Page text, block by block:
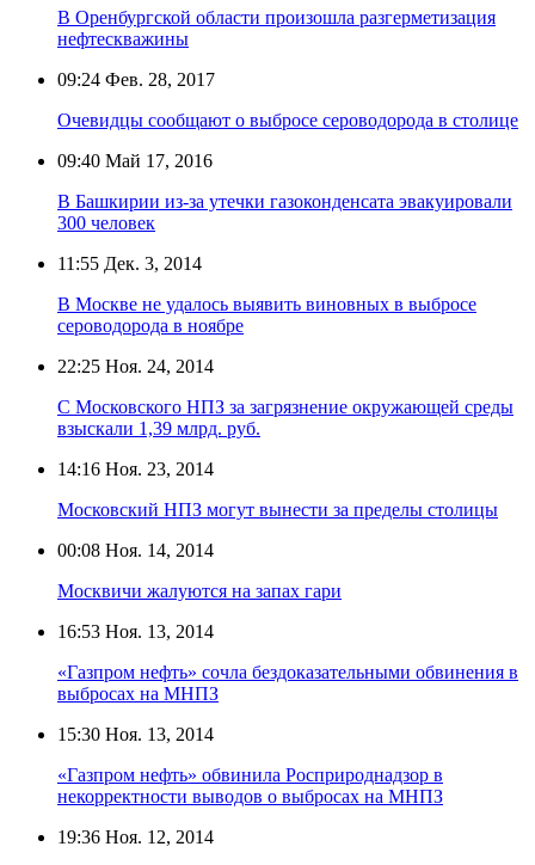
В Оренбургской области произошла разгерметизация
нефтескважины
09:24 Фев. 28, 2017
Очевидцы сообщают о выбросе сероводорода в столице
09:40 Май 17, 2016
В Башкирии из-за утечки газоконденсата эвакуировали
300 человек
11:55 Дек. 3, 2014
В Москве не удалось выявить виновных в выбросе
сероводорода в ноябре
22:25 Ноя. 24, 2014
С Московского НПЗ за загрязнение окружающей среды
взыскали 1,39 млрд. руб.
14:16 Ноя. 23, 2014
Московский НПЗ могут вынести за пределы столицы
00:08 Ноя. 14, 2014
Москвичи жалуются на запах гари
16:53 Ноя. 13, 2014
«Газпром нефть» сочла бездоказательными обвинения в
выбросах на МНПЗ
15:30 Ноя. 13, 2014
«Газпром нефть» обвинила Росприроднадзор в
некорректности выводов о выбросах на МНПЗ
19:36 Ноя. 12, 2014